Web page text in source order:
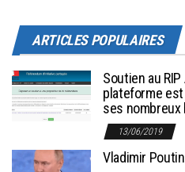
ARTICLES POPULAIRES
Soutien au
plateforme
ses nombreux
13/06/2019
Vladimir